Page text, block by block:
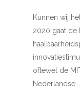
Kunnen wij
2020 gaat de
oftewel de
Nederlandse...